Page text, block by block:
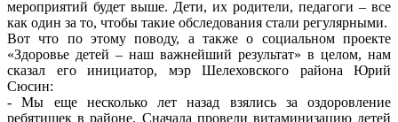
мероприятий будет выше. Дети, их родители, педагоги – все
как один за то, чтобы такие обследования стали регулярными.
Вот что по этому поводу, а также о социальном проекте
«Здоровье детей – наш важнейший результат» в целом, нам
сказал его инициатор, мэр Шелеховского района Юрий
Сюсин:
- Мы еще несколько лет назад взялись за оздоровление
ребятишек в районе. Сначала провели витаминизацию детей